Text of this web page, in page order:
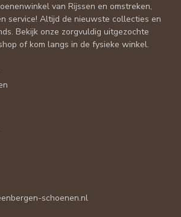
van Rijssen en omstreken,
service! Altijd de nieuwste collecties en
Bekijk onze zorgvuldig uitgezochte
of kom langs in de fysieke winkel.
schoenen.nl